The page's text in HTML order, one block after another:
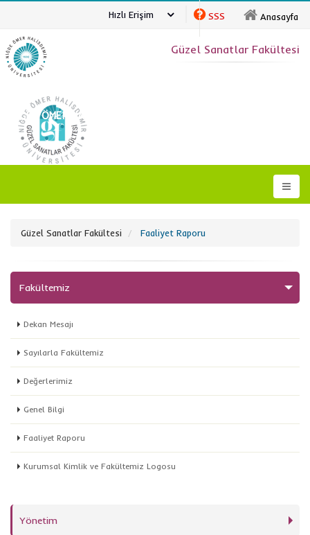
Anasayfa
SSS
Hızlı Erişim
NİĞDE ÖMER HALİSDEMİR ÜNİVERSİTESİ
Güzel Sanatlar Fakültesi
Güzel Sanatlar Fakültesi Faaliyet Raporu
Fakültemiz
Dekan Mesajı
Sayılarla Fakültemiz
Değerlerimiz
Genel Bilgi
Faaliyet Raporu
Kurumsal Kimlik ve Fakültemiz Logosu
Yönetim